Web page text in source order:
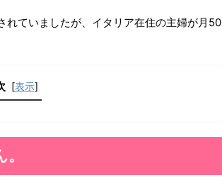
ていましたが、イタリア在住の主婦が月50
[表示]